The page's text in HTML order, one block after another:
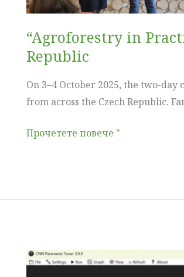
“Agroforestry in
Republic
On 3–4 October 2025, the two-
from across the Czech Republic.
the
Republic
Прочетете повече "
Unlocking